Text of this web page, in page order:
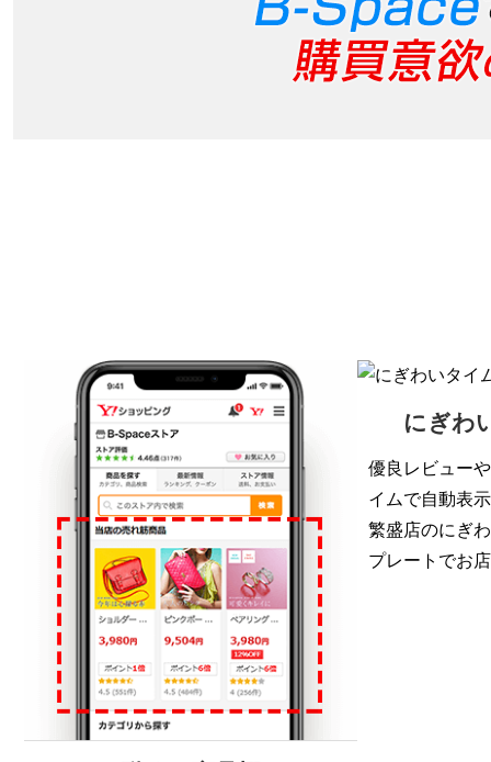
にぎわ
優良レビュー
イムで自動表
繁盛店のにぎ
プレートでお